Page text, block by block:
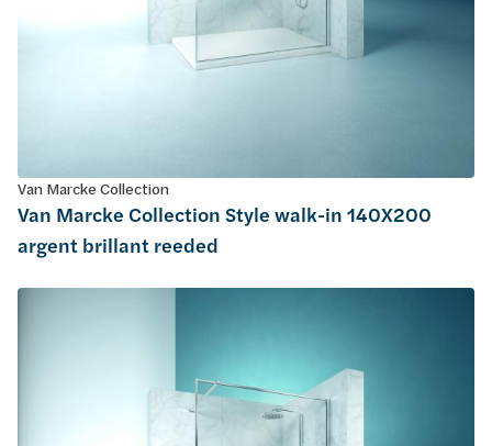
Van Marcke Collection
Van Marcke Collection Style walk-in 140X200
argent brillant reeded